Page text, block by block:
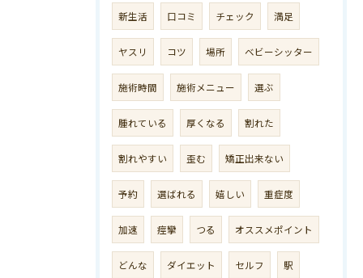
新生活 口コミ チェック 満足
ヤスリ コツ 場所 ベビーシッター
施術時間 施術メニュー 選ぶ
腫れている 厚くなる 割れた
割れやすい 歪む 矯正出来ない
予約 選ばれる 嬉しい 重症度
加速 痙攣 つる オススメポイント
どんな ダイエット セルフ 駅